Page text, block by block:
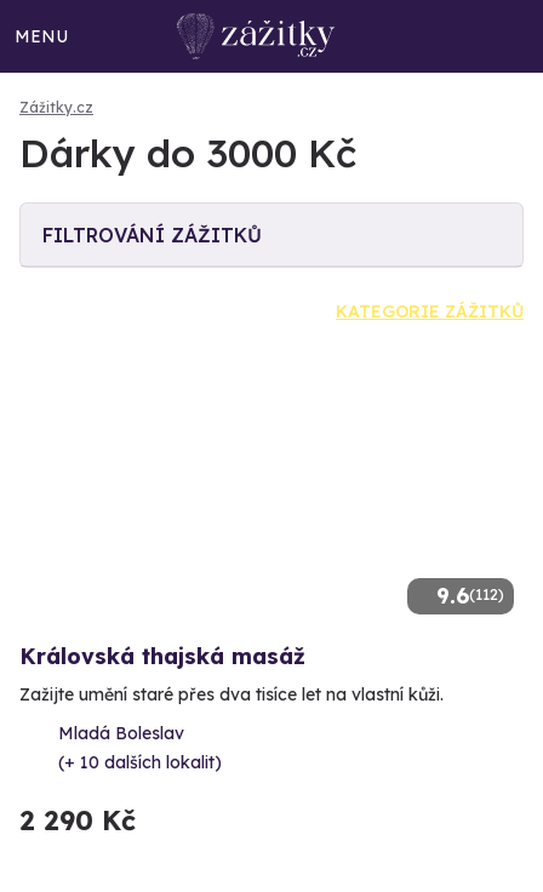
MENU
Zážitky.cz
Dárky do 3000 Kč
FILTROVÁNÍ ZÁŽITKŮ
KATEGORIE ZÁŽITKŮ
9.6(112)
Královská thajská masáž
Zažijte umění staré přes dva tisíce let na vlastní kůži.
Mladá Boleslav
(+ 10 dalších lokalit)
2 290 Kč